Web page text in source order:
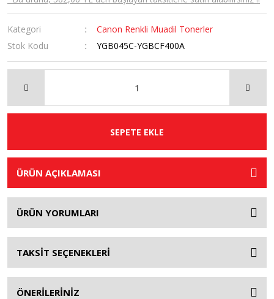
Kategori
Canon Renkli Muadil Tonerler
Stok Kodu
YGB045C-YGBCF400A
SEPETE EKLE
ÜRÜN AÇIKLAMASI
ÜRÜN YORUMLARI
TAKSİT SEÇENEKLERİ
ÖNERİLERİNİZ